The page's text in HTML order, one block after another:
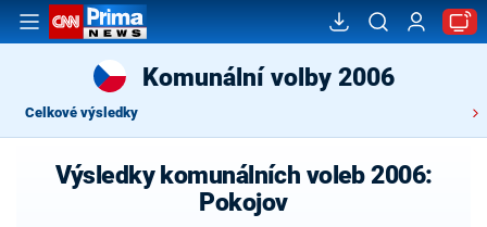
Komunální volby 2006
Celkové výsledky
Výsledky komunálních voleb 2006:
Pokojov